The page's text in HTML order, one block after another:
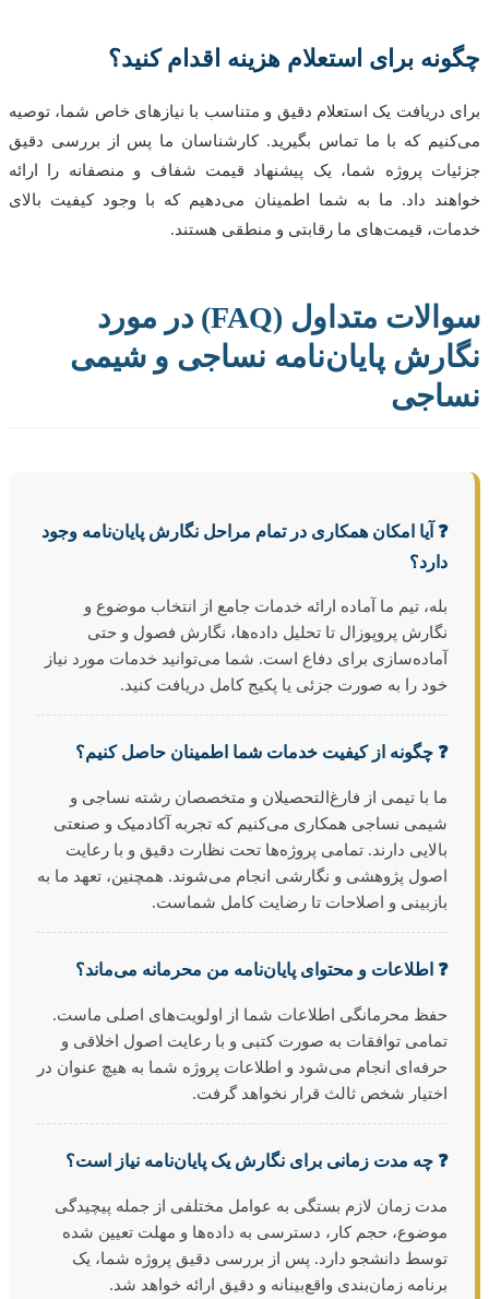
برای استعلام هزینه اقدام کنید؟
دریافت یک استعلام دقیق و متناسب با نیازهای خاص شما، توصیه
که با ما تماس بگیرید. کارشناسان ما پس از بررسی دقیق
پروژه شما، یک پیشنهاد قیمت شفاف و منصفانه را ارائه
داد. ما به شما اطمینان می‌دهیم که با وجود کیفیت بالای
قیمت‌های ما رقابتی و منطقی هستند.
سوالات متداول (FAQ) در مورد
پایان‌نامه نساجی و شیمی
❓ آیا امکان همکاری در تمام مراحل نگارش پایان‌نامه وجود
دارد؟
بله، تیم ما آماده ارائه خدمات جامع از انتخاب موضوع و
نگارش پروپوزال تا تحلیل داده‌ها، نگارش فصول و حتی
آماده‌سازی برای دفاع است. شما می‌توانید خدمات مورد نیاز
خود را به صورت جزئی یا پکیج کامل دریافت کنید.
❓ چگونه از کیفیت خدمات شما اطمینان حاصل کنیم؟
ما با تیمی از فارغ‌التحصیلان و متخصصان رشته نساجی و
شیمی نساجی همکاری می‌کنیم که تجربه آکادمیک و صنعتی
بالایی دارند. تمامی پروژه‌ها تحت نظارت دقیق و با رعایت
اصول پژوهشی و نگارشی انجام می‌شوند. همچنین، تعهد ما به
بازبینی و اصلاحات تا رضایت کامل شماست.
❓ اطلاعات و محتوای پایان‌نامه من محرمانه می‌ماند؟
حفظ محرمانگی اطلاعات شما از اولویت‌های اصلی ماست.
تمامی توافقات به صورت کتبی و با رعایت اصول اخلاقی و
حرفه‌ای انجام می‌شود و اطلاعات پروژه شما به هیچ عنوان در
اختیار شخص ثالث قرار نخواهد گرفت.
❓ چه مدت زمانی برای نگارش یک پایان‌نامه نیاز است؟
مدت زمان لازم بستگی به عوامل مختلفی از جمله پیچیدگی
موضوع، حجم کار، دسترسی به داده‌ها و مهلت تعیین شده
توسط دانشجو دارد. پس از بررسی دقیق پروژه شما، یک
برنامه زمان‌بندی واقع‌بینانه و دقیق ارائه خواهد شد.